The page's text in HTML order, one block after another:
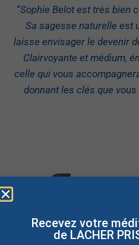
“Sophie Belot est très bien
Sa sagesse naturelle est
laisse envisager le devenir
Clairvoyante et médium,
celle qui vous
donnant les clés que
Recevez votre
de LACHER